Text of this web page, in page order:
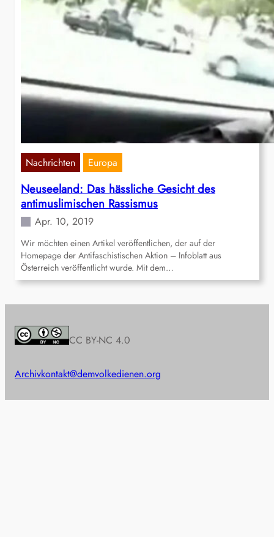
Nachrichten Europa
Neuseeland: Das hässliche Gesicht des
antimuslimischen Rassismus
Apr. 10, 2019
Wir möchten einen Artikel veröffentlichen, der auf der
Homepage der Antifaschistischen Aktion – Infoblatt aus
Österreich veröffentlicht wurde. Mit dem…
CC BY-NC 4.0
Archivkontakt@demvolkedienen.org